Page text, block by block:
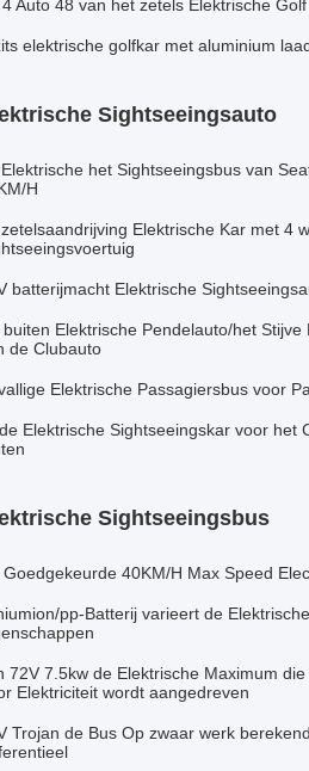
Auto 48 van het zetels Elektrische
elektrische golfkar met aluminium
Sightseeingsauto
het Sightseeingsbus van
H
Elektrische Kar met 4
batterijmacht Elektrische
buiten Elektrische Pendelauto/het
de Clubauto
Elektrische Passagiersbus voor
Elektrische Sightseeingskar voor het
Sightseeingsbus
Goedgekeurde 40KM/H Max Speed
pp-Batterij varieert de
72V 7.5kw de Elektrische Maximum
Elektriciteit wordt aangedreven
Trojan de Bus Op zwaar werk